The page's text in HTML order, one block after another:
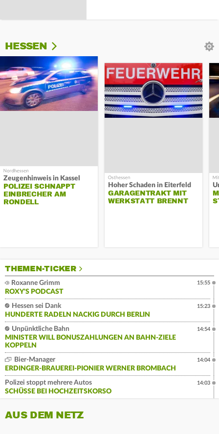
HESSEN
Zeugenhinweis in Kassel
POLIZEI SCHNAPPT
EINBRECHER AM
RONDELL
Hoher Schaden in Eiterfeld
GARAGENTRAKT MIT
WERKSTATT BRENNT
THEMEN-TICKER
Roxanne Grimm
ROXY'S PODCAST
15:55
Hessen sei Dank
HUNDERTE RADELN NACKIG DURCH BERLIN
15:23
Unpünktliche Bahn
MINISTER WILL BONUSZAHLUNGEN AN BAHN-ZIELE
KOPPELN
14:54
Bier-Manager
ERDINGER-BRAUEREI-PIONIER WERNER BROMBACH
14:04
Polizei stoppt mehrere Autos
SCHÜSSE BEI HOCHZEITSKORSO
14:03
AUS DEM NETZ